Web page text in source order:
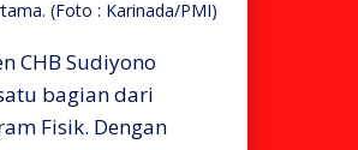
(Foto : Karinada/PMI)
CHB Sudiyono
bagian dari
Fisik. Dengan